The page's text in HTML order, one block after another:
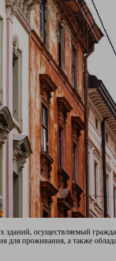
осуществляемый
для проживания, а также